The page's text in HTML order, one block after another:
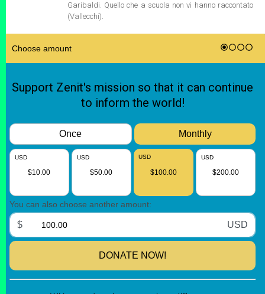
Garibaldi. Quello che a scuola non vi hanno raccontato
(Vallecchi).